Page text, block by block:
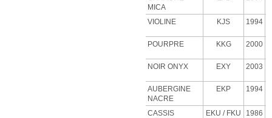
MICA
VIOLINE KJS 1994
POURPRE KKG 2000
NOIR ONYX EXY 2003
AUBERGINE
NACRE
EKP 1994
CASSIS
EKU / FKU 1986